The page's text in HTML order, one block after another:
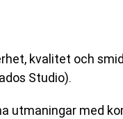
kvalitet och
Studio).
utmaningar med